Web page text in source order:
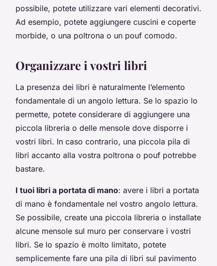
possibile, potete utilizzare vari elementi decorativi.
Ad esempio, potete aggiungere cuscini e coperte
morbide, o una poltrona o un pouf comodo.
Organizzare i vostri libri
La presenza dei libri è naturalmente l’elemento
fondamentale di un angolo lettura. Se lo spazio lo
permette, potete considerare di aggiungere una
piccola libreria o delle mensole dove disporre i
vostri libri. In caso contrario, una piccola pila di
libri accanto alla vostra poltrona o pouf potrebbe
bastare.
I tuoi libri a portata di mano: avere i libri a portata
di mano è fondamentale nel vostro angolo lettura.
Se possibile, create una piccola libreria o installate
alcune mensole sul muro per conservare i vostri
libri. Se lo spazio è molto limitato, potete
semplicemente fare una pila di libri sul pavimento